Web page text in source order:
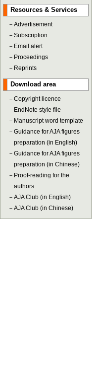
Resources & Services
－ Advertisement
－ Subscription
－ Email alert
－ Proceedings
－ Reprints
Download area
－ Copyright licence
－ EndNote style file
－ Manuscript word template
－ Guidance for AJA figures
preparation (in English)
－ Guidance for AJA figures
preparation (in Chinese)
－ Proof-reading for the
authors
－ AJA Club (in English)
－ AJA Club (in Chinese)